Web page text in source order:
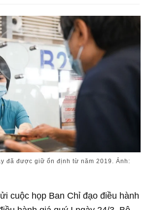
đã được giữ ổn định từ năm 2019. Ảnh:
cuộc họp Ban Chỉ đạo điều hành